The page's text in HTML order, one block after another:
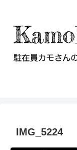
IMG_5224